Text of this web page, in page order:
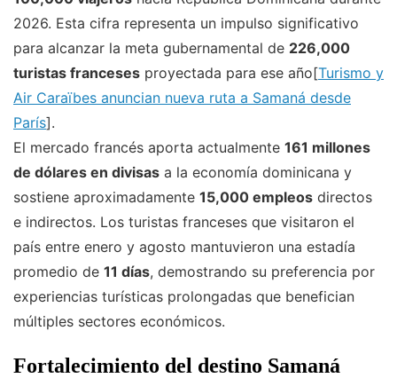
2026. Esta cifra representa un impulso significativo
para alcanzar la meta gubernamental de 226,000
turistas franceses proyectada para ese año[Turismo y
Air Caraïbes anuncian nueva ruta a Samaná desde
París].
El mercado francés aporta actualmente 161 millones
de dólares en divisas a la economía dominicana y
sostiene aproximadamente 15,000 empleos directos
e indirectos. Los turistas franceses que visitaron el
país entre enero y agosto mantuvieron una estadía
promedio de 11 días, demostrando su preferencia por
experiencias turísticas prolongadas que benefician
múltiples sectores económicos.
Fortalecimiento del destino Samaná